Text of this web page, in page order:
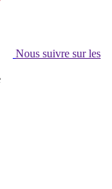
Nous suivre sur les